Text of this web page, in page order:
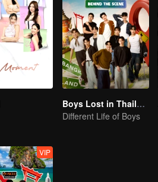
Boys Lost in Thailand·Behind the Scene
Different Life of Boys
VIP